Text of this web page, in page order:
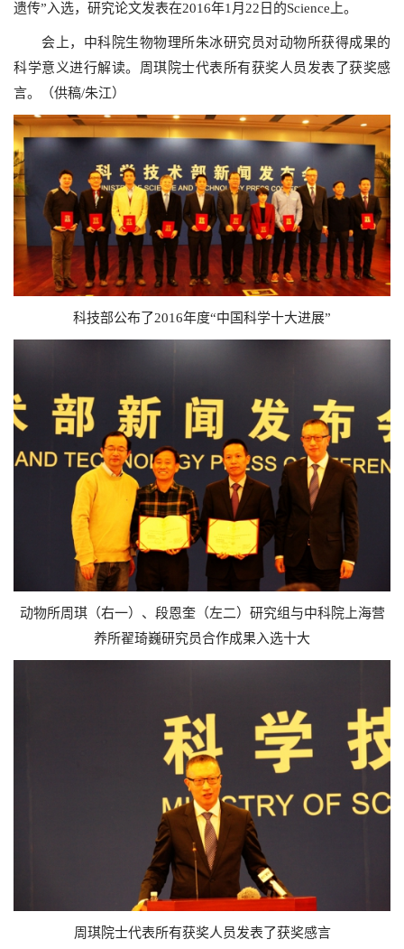
遗传”入选，研究论文发表在2016年1月22日的Science上。
会上，中科院生物物理所朱冰研究员对动物所获得成果的
科学意义进行解读。周琪院士代表所有获奖人员发表了获奖感
言。（供稿/朱江）
科技部公布了2016年度“中国科学十大进展”
动物所周琪（右一）、段恩奎（左二）研究组与中科院上海营
养所翟琦巍研究员合作成果入选十大
周琪院士代表所有获奖人员发表了获奖感言